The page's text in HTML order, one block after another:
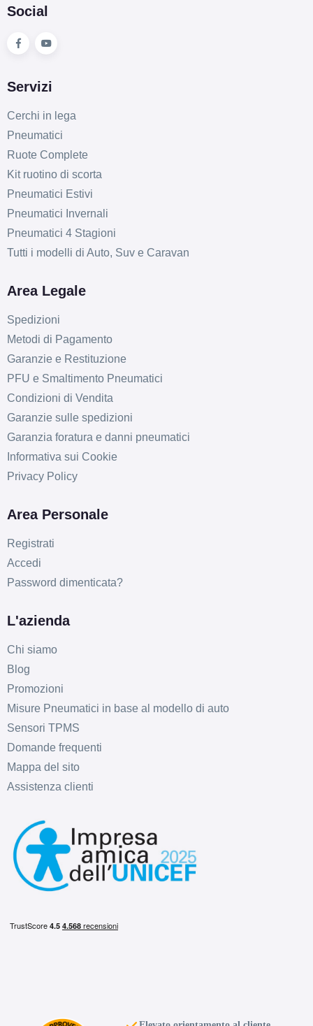
Social
Servizi
Cerchi in lega
Pneumatici
Ruote Complete
Kit ruotino di scorta
Pneumatici Estivi
Pneumatici Invernali
Pneumatici 4 Stagioni
Tutti i modelli di Auto, Suv e Caravan
Area Legale
Spedizioni
Metodi di Pagamento
Garanzie e Restituzione
PFU e Smaltimento Pneumatici
Condizioni di Vendita
Garanzie sulle spedizioni
Garanzia foratura e danni pneumatici
Informativa sui Cookie
Privacy Policy
Area Personale
Registrati
Accedi
Password dimenticata?
L'azienda
Chi siamo
Blog
Promozioni
Misure Pneumatici in base al modello di auto
Sensori TPMS
Domande frequenti
Mappa del sito
Assistenza clienti